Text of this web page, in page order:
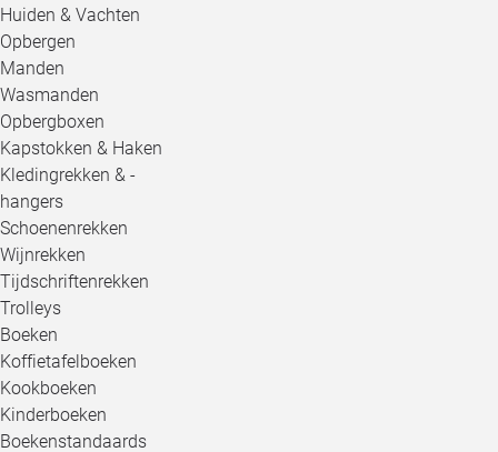
Huiden & Vachten
Opbergen
Manden
Wasmanden
Opbergboxen
Kapstokken & Haken
Kledingrekken & -
hangers
Schoenenrekken
Wijnrekken
Tijdschriftenrekken
Trolleys
Boeken
Koffietafelboeken
Kookboeken
Kinderboeken
Boekenstandaards